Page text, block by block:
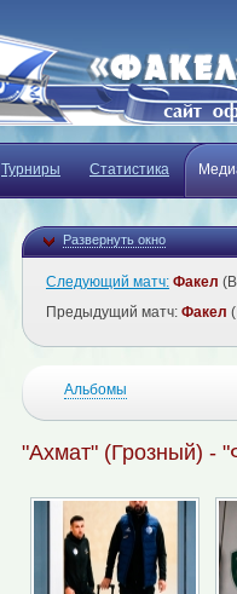
Турниры Статистика
Развернуть окно
Следующий матч: Факел
Предыдущий матч: Факел
Альбомы
"Ахмат" (Грозный) -